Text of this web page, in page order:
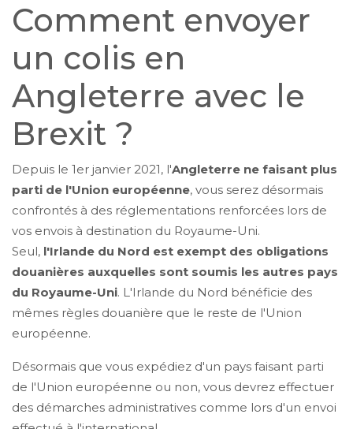
Comment envoyer
un colis en
Angleterre avec le
Brexit ?
Depuis le 1er janvier 2021, l'Angleterre ne faisant plus
parti de l'Union européenne, vous serez désormais
confrontés à des réglementations renforcées lors de
vos envois à destination du Royaume-Uni.
Seul, l'Irlande du Nord est exempt des obligations
douanières auxquelles sont soumis les autres pays
du Royaume-Uni. L'Irlande du Nord bénéficie des
mêmes règles douanière que le reste de l'Union
européenne.
Désormais que vous expédiez d'un pays faisant parti
de l'Union européenne ou non, vous devrez effectuer
des démarches administratives comme lors d'un envoi